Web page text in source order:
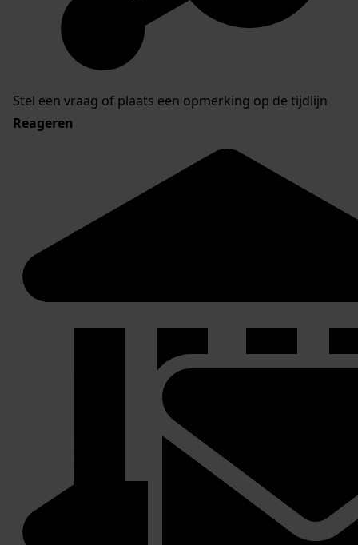
Stel een vraag of plaats een opmerking op de tijdlijn
Reageren